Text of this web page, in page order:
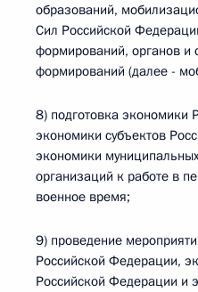
образований,
Сил Российской
формирований, органов и
формирований (далее -
8) подготовка экономики
экономики субъектов
экономики
организаций к работе в
военное время;
9) проведение
Российской Федерации,
Российской Федерации и